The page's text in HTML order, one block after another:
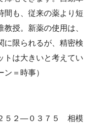
間も、従来の薬より短
授。新薬の使用は、
に限られるが、精密検
トは大きいと考えてい
＝時事）
５２―０３７５ 相模